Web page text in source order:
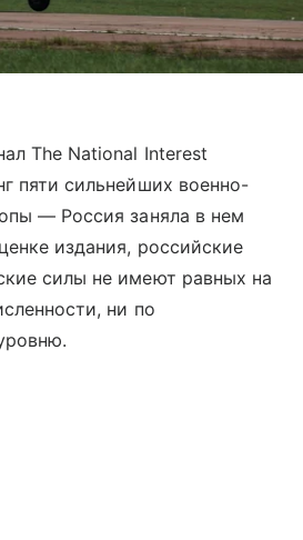
The National Interest
пяти сильнейших военно-
— Россия заняла в нем
издания, российские
силы не имеют равных на
ни по